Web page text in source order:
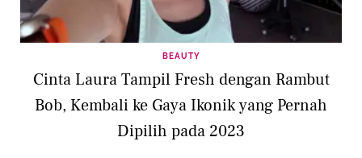
BEAUTY
Cinta Laura Tampil Fresh dengan Rambut
Bob, Kembali ke Gaya Ikonik yang Pernah
Dipilih pada 2023